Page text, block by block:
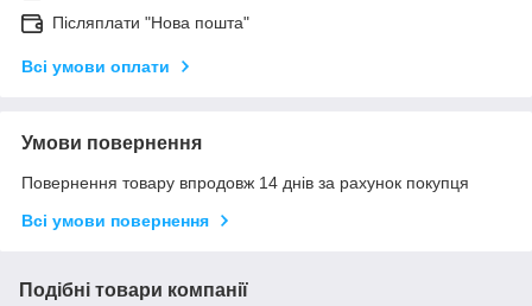
Післяплати "Нова пошта"
Всі умови оплати
Умови повернення
Повернення товару впродовж 14 днів за рахунок покупця
Всі умови повернення
Подібні товари компанії